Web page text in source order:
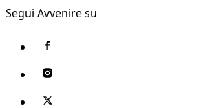
Segui Avvenire su